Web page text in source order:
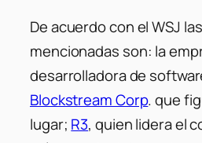
De acuerdo con el WSJ
mencionadas son: la
desarrolladora de
Blockstream Corp. que
lugar; R3, quien lidera el